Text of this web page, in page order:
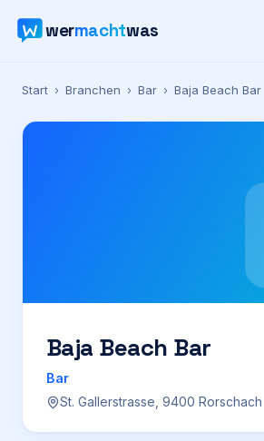
wermachtwas
Verzeichnis
Karte
Preise
Für Firmen
Start › Branchen › Bar › Baja Beach Bar
Baja Beach Bar
Bar
St. Gallerstrasse, 9400 Rorschach